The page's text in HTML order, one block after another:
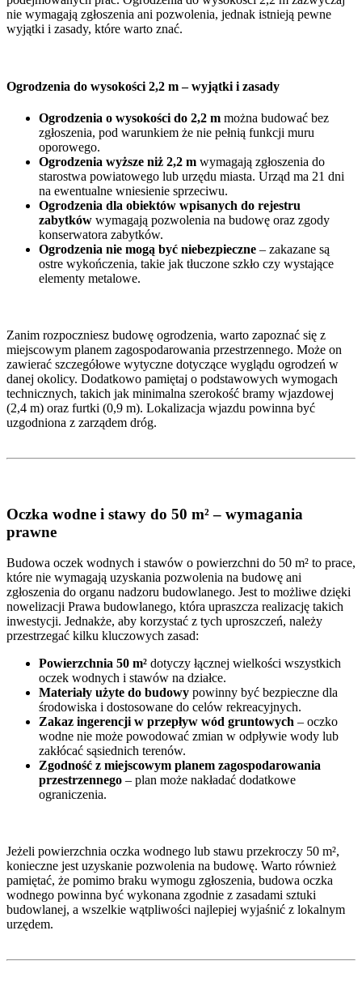
nie wymagają zgłoszenia ani pozwolenia, jednak istnieją pewne
wyjątki i zasady, które warto znać.
Ogrodzenia do wysokości 2,2 m – wyjątki i zasady
Ogrodzenia o wysokości do 2,2 m można budować bez
zgłoszenia, pod warunkiem że nie pełnią funkcji muru
oporowego.
Ogrodzenia wyższe niż 2,2 m wymagają zgłoszenia do
starostwa powiatowego lub urzędu miasta. Urząd ma 21 dni
na ewentualne wniesienie sprzeciwu.
Ogrodzenia dla obiektów wpisanych do rejestru
zabytków wymagają pozwolenia na budowę oraz zgody
konserwatora zabytków.
Ogrodzenia nie mogą być niebezpieczne – zakazane są
ostre wykończenia, takie jak tłuczone szkło czy wystające
elementy metalowe.
Zanim rozpoczniesz budowę ogrodzenia, warto zapoznać się z
miejscowym planem zagospodarowania przestrzennego. Może on
zawierać szczegółowe wytyczne dotyczące wyglądu ogrodzeń w
danej okolicy. Dodatkowo pamiętaj o podstawowych wymogach
technicznych, takich jak minimalna szerokość bramy wjazdowej
(2,4 m) oraz furtki (0,9 m). Lokalizacja wjazdu powinna być
uzgodniona z zarządem dróg.
Oczka wodne i stawy do 50 m² – wymagania
prawne
Budowa oczek wodnych i stawów o powierzchni do 50 m² to prace,
które nie wymagają uzyskania pozwolenia na budowę ani
zgłoszenia do organu nadzoru budowlanego. Jest to możliwe dzięki
nowelizacji Prawa budowlanego, która upraszcza realizację takich
inwestycji. Jednakże, aby korzystać z tych uproszczeń, należy
przestrzegać kilku kluczowych zasad:
Powierzchnia 50 m² dotyczy łącznej wielkości wszystkich
oczek wodnych i stawów na działce.
Materiały użyte do budowy powinny być bezpieczne dla
środowiska i dostosowane do celów rekreacyjnych.
Zakaz ingerencji w przepływ wód gruntowych – oczko
wodne nie może powodować zmian w odpływie wody lub
zakłócać sąsiednich terenów.
Zgodność z miejscowym planem zagospodarowania
przestrzennego – plan może nakładać dodatkowe
ograniczenia.
Jeżeli powierzchnia oczka wodnego lub stawu przekroczy 50 m²,
konieczne jest uzyskanie pozwolenia na budowę. Warto również
pamiętać, że pomimo braku wymogu zgłoszenia, budowa oczka
wodnego powinna być wykonana zgodnie z zasadami sztuki
budowlanej, a wszelkie wątpliwości najlepiej wyjaśnić z lokalnym
urzędem.